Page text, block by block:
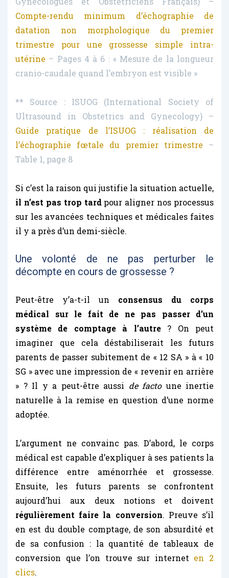
Compte-rendu minimum d’échographie de
datation non morphologique du premier
trimestre pour une grossesse simple intra-
utérine – Pages 4 à 6 : « Mesure de la longueur
cranio-caudale quand l’embryon est visible »
** Source : ISUOG (International Society of
Ultrasound in Obstetrics and Gynecology) –
Guide pratique de l’ISUOG : réalisation de
l’échographie fœtale du premier trimestre –
Table 1, page 8
Si c’est la raison qui justifie la situation actuelle,
il n’est pas trop tardpour aligner nos processus
sur les avancées techniques et médicales faites
il y a près d’un demi-siècle.
Une volonté de ne pas perturber le
décompte en cours de grossesse ?
Peut-être y’a-t-il un consensus du corps
médical sur le fait de ne pas passer d’un
système de comptage à l’autre? On peut
imaginer que cela déstabiliserait les futurs
parents de passer subitement de « 12 SA » à « 10
SG » avec une impression de « revenir en arrière
» ? Il y a peut-être aussi de factoune inertie
naturelle à la remise en question d’une norme
adoptée.
L’argument ne convainc pas. D’abord, le corps
médical est capable d’expliquer à ses patients la
différence entre aménorrhée et grossesse.
Ensuite, les futurs parents se confrontent
aujourd’hui aux deux notions et doivent
régulièrement faire la conversion. Preuve s’il
en est du double comptage, de son absurdité et
de sa confusion : la quantité de tableaux de
conversion que l’on trouve sur internet en 2
clics.